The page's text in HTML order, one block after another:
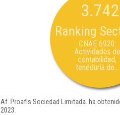
3.742
Ranking
CNAE 6920:
Actividades de
contabilidad,
teneduría de...
Af. Proafis Sociedad Limitada. ha
2023.